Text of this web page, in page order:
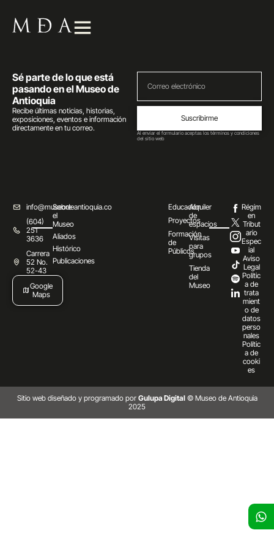
Sé parte de lo que está
pasando en el Museo de
Antioquia
Recibe últimas noticias, historias,
exposiciones, eventos e información
directamente en tu correo.
Suscribirme
Al enviar el formulario aceptas los términos y condiciones
del sitio web
info@museodeantioquia.co
(604)
251
3636
Carrera
52 No.
52-43
Google
Maps
Sobre
el
Museo
Aliados
Histórico
Publicaciones
Educación
Proyectos
Formación
de
Públicos
Alquiler
de
espacios
Visitas
para
grupos
Tienda
del
Museo
Régim
en
Tribut
ario
Espec
ial
Aviso
Legal
Polític
a de
trata
mient
o de
datos
perso
nales
Polític
a de
cooki
es
Sitio web diseñado y programado por Gulupa Digital© Museo de Antioquia
2025